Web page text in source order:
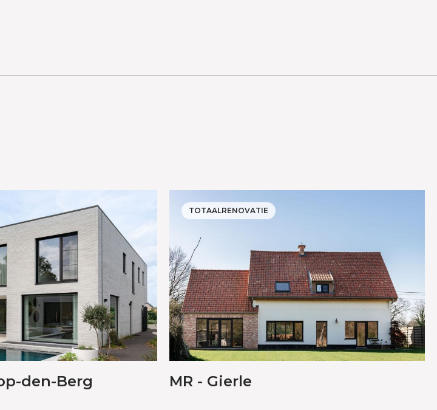
den-Berg
TOTAALRENOVATIE
MR - Gierle